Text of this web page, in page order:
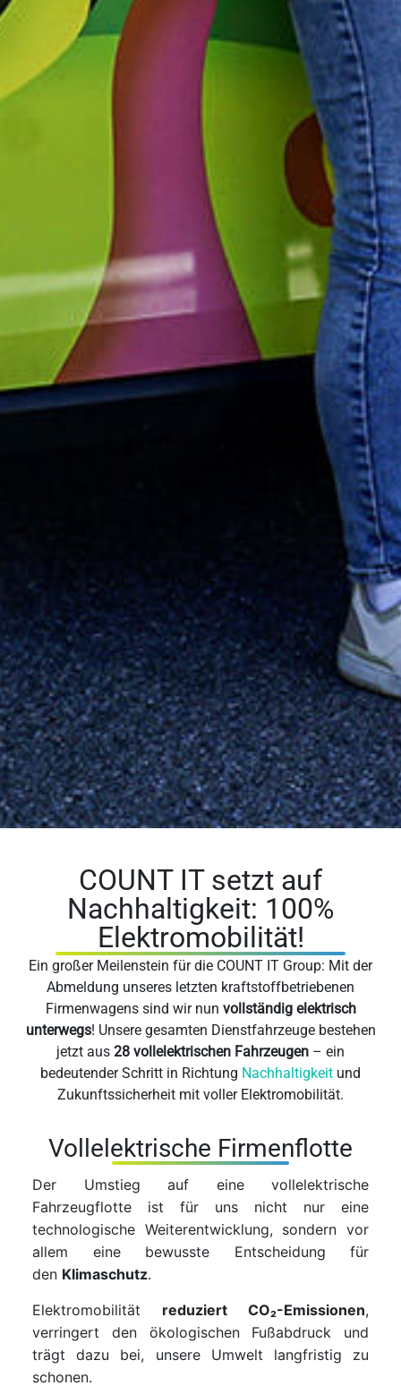
COUNT IT setzt auf
Nachhaltigkeit: 100%
Elektromobilität!
Ein großer Meilenstein für die COUNT IT Group: Mit der
Abmeldung unseres letzten kraftstoffbetriebenen
Firmenwagens sind wir nun vollständig elektrisch
unterwegs! Unsere gesamten Dienstfahrzeuge bestehen
jetzt aus 28 vollelektrischen Fahrzeugen – ein
bedeutender Schritt in Richtung Nachhaltigkeit und
Zukunftssicherheit mit voller Elektromobilität.
Vollelektrische Firmenflotte
Der Umstieg auf eine vollelektrische
Fahrzeugflotte ist für uns nicht nur eine
technologische Weiterentwicklung, sondern vor
allem eine bewusste Entscheidung für
den Klimaschutz.
Elektromobilität reduziert CO₂-Emissionen,
verringert den ökologischen Fußabdruck und
trägt dazu bei, unsere Umwelt langfristig zu
schonen.